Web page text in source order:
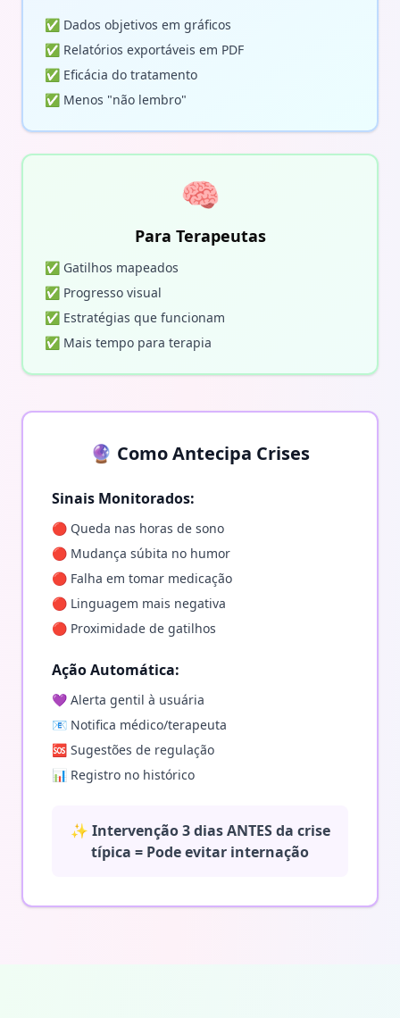
✅ Dados objetivos em gráficos
✅ Relatórios exportáveis em PDF
✅ Eficácia do tratamento
✅ Menos "não lembro"
🧠
Para Terapeutas
✅ Gatilhos mapeados
✅ Progresso visual
✅ Estratégias que funcionam
✅ Mais tempo para terapia
🔮 Como Antecipa Crises
Sinais Monitorados:
🔴 Queda nas horas de sono
🔴 Mudança súbita no humor
🔴 Falha em tomar medicação
🔴 Linguagem mais negativa
🔴 Proximidade de gatilhos
Ação Automática:
💜 Alerta gentil à usuária
📧 Notifica médico/terapeuta
🆘 Sugestões de regulação
📊 Registro no histórico
✨ Intervenção 3 dias ANTES da crise
típica = Pode evitar internação